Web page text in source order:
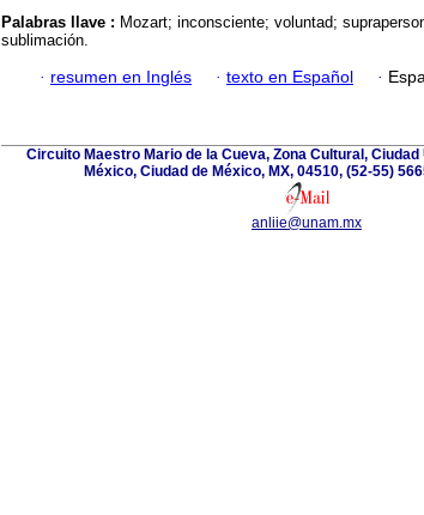
Palabras llave : Mozart; inconsciente; voluntad;
sublimación.
· resumen en Inglés · texto en Español ·
Circuito Maestro Mario de la Cueva, Zona Cultural,
México, Ciudad de México, MX, 04510, (52-55)
anliie@unam.mx